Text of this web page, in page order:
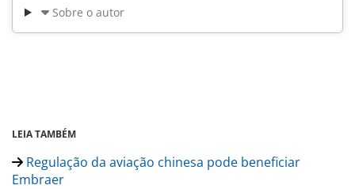
Sobre o autor
LEIA TAMBÉM
Regulação da aviação chinesa pode beneficiar
Embraer